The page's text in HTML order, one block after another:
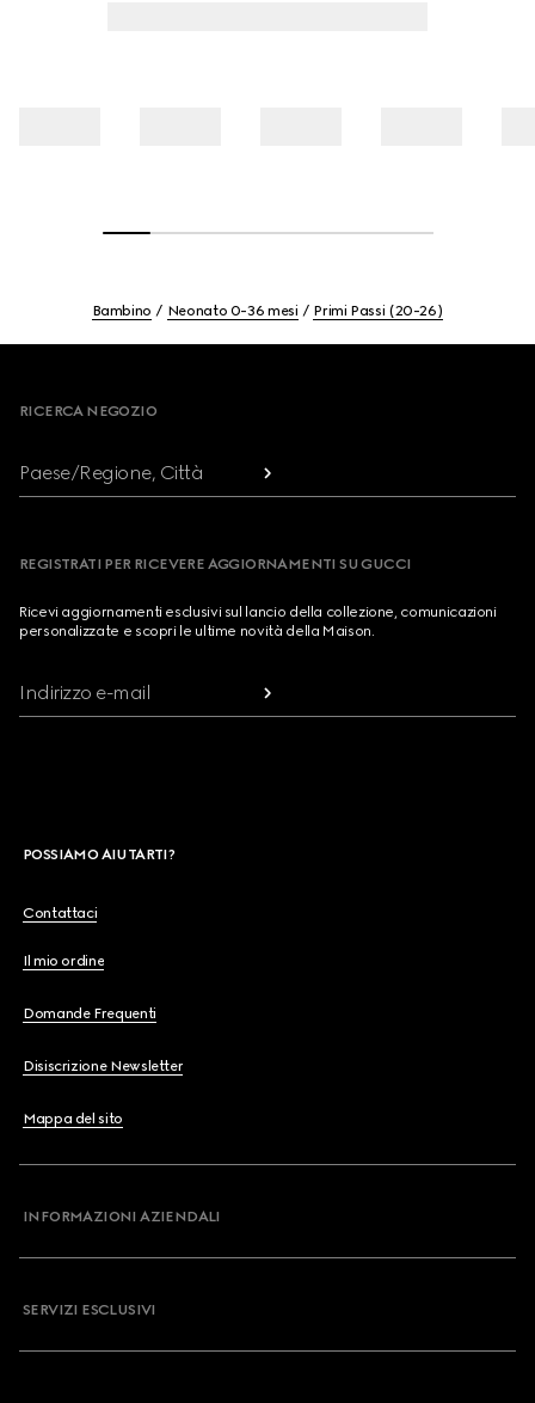
Bambino Neonato 0-36 mesi Primi Passi (20-26)
RICERCA NEGOZIO
Paese/Regione, Città
REGISTRATI PER RICEVERE AGGIORNAMENTI SU GUCCI
Ricevi aggiornamenti esclusivi sul lancio della collezione, comunicazioni
personalizzate e scopri le ultime novità della Maison.
Indirizzo e-mail
POSSIAMO AIUTARTI?
Contattaci
Il mio ordine
Domande Frequenti
Disiscrizione Newsletter
Mappa del sito
INFORMAZIONI AZIENDALI
SERVIZI ESCLUSIVI